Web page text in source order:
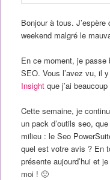
Bonjour à tous.
weekend malgré le
En ce moment, je
SEO. Vous l’avez vu, il
Insightque j’ai
Cette semaine, je
un pack d’outils seo,
milieu : le Seo
quel est votre avis ? En
présente aujourd’hui et
moi ! 🙂